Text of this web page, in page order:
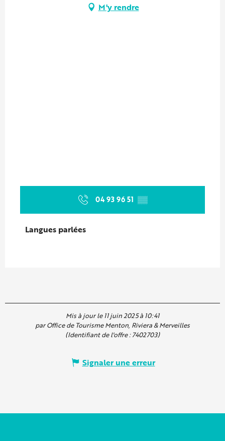
M'y rendre
04 93 96 51 ▒▒
Langues parlées
Langues parlées
Mis à jour le 11 juin 2025 à 10:41
par Office de Tourisme Menton, Riviera & Merveilles
(Identifiant de l'offre :7402703)
Signaler une erreur